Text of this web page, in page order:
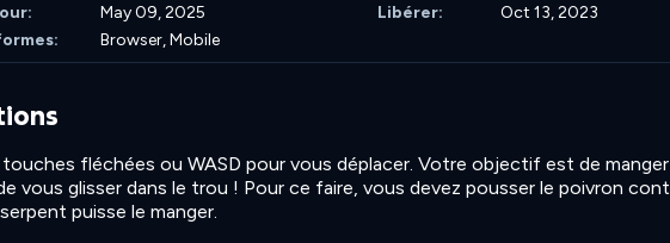
May 09, 2025 Libérer:
Oct 13, 2023
Browser, Mobile
touches fléchées ou WASD pour vous déplacer. Votre objectif est de
vous glisser dans le trou ! Pour ce faire, vous devez pousser le poivron
puisse le manger.